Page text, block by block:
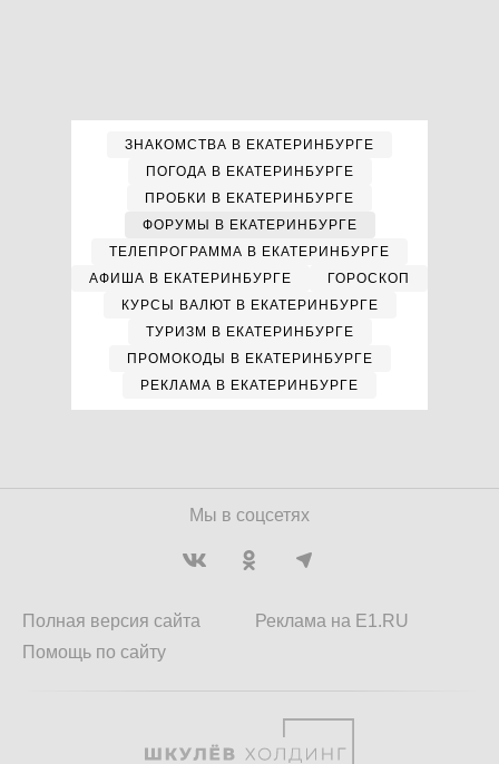
ЗНАКОМСТВА В ЕКАТЕРИНБУРГЕ
ПОГОДА В ЕКАТЕРИНБУРГЕ
ПРОБКИ В ЕКАТЕРИНБУРГЕ
ФОРУМЫ В ЕКАТЕРИНБУРГЕ
ТЕЛЕПРОГРАММА В ЕКАТЕРИНБУРГЕ
АФИША В ЕКАТЕРИНБУРГЕ
ГОРОСКОП
КУРСЫ ВАЛЮТ В ЕКАТЕРИНБУРГЕ
ТУРИЗМ В ЕКАТЕРИНБУРГЕ
ПРОМОКОДЫ В ЕКАТЕРИНБУРГЕ
РЕКЛАМА В ЕКАТЕРИНБУРГЕ
Мы в соцсетях
Полная версия сайта
Помощь по сайту
Реклама на E1.RU